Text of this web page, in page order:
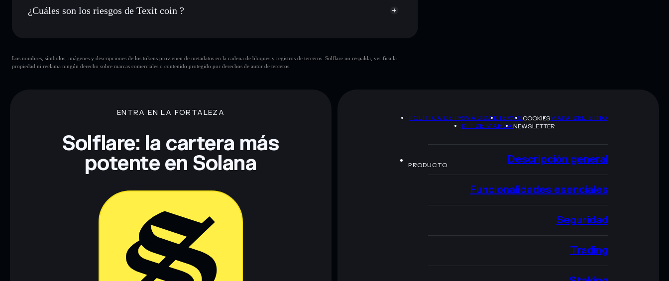
¿Cuáles son los riesgos de Texit coin ?
Texit coin modificables
Los nombres, símbolos, imágenes y descripciones de los tokens provienen de metadatos en la cadena de bloques y registros de terceros. Solflare no respalda, verifica la
propiedad ni reclama ningún derecho sobre marcas comerciales o contenido protegido por derechos de autor de terceros.
ENTRA EN LA FORTALEZA
Solflare: la cartera más
potente en Solana
POLÍTICA DE PRIVACIDADTERMSCOOKIESMAPA DEL SITIO
KIT DE MARCANEWSLETTER
PRODUCTO Descripción general
Funcionalidades esenciales
Seguridad
Trading